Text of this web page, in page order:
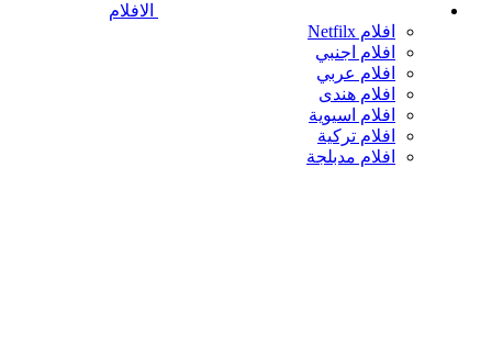
الافلام
افلام Netfilx
افلام اجنبي
افلام عربي
افلام هندى
افلام اسيوية
افلام تركية
افلام مدبلجة